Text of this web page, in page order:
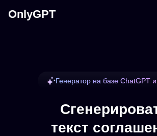
OnlyGPT
Генератор на базе ChatGPT
текст